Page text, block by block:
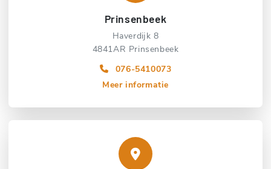
Prinsenbeek
Haverdijk 8
4841AR Prinsenbeek
076-5410073
Meer informatie